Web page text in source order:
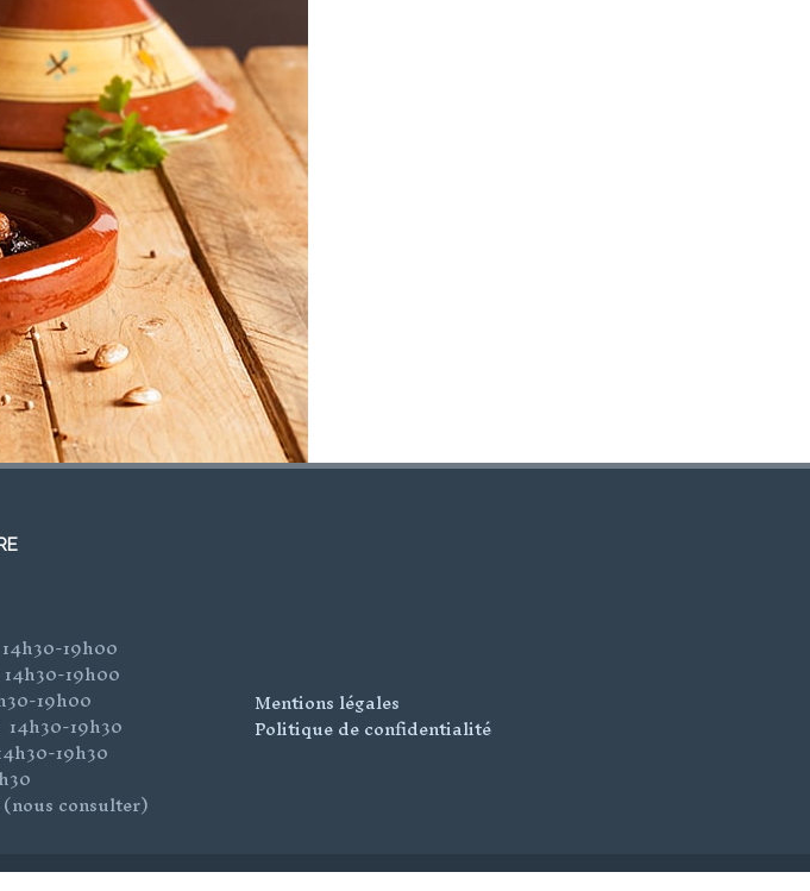
19h00
19h00
19h00
19h30
19h30
consulter)
Mentions légales
Politique de confidentialité